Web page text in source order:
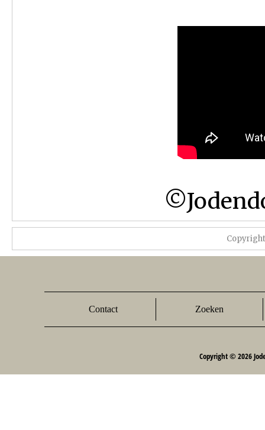
Contact Zoeken
Copyright © 2026